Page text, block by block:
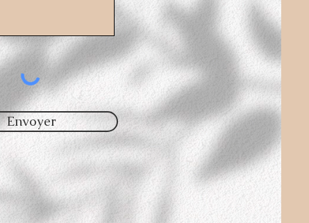
Envoyer